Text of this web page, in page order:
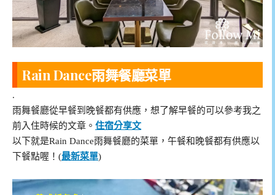
Rain Dance雨舞餐廳菜單
.
雨舞餐廳從早餐到晚餐都有供應，想了解早餐的可以參考我之
前入住時候的文章。 住宿分享文
以下就是Rain Dance雨舞餐廳的菜單，午餐和晚餐都有供應以
下餐點喔！(最新菜單)